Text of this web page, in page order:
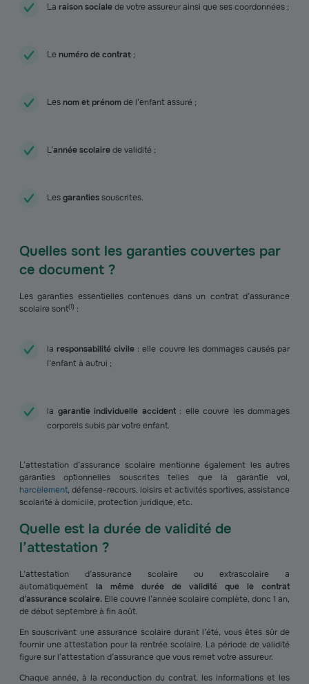
La raison socialede votre assureur ainsi que ses coordonnées ;
Lenuméro de contrat ;
Lesnom et prénomde l’enfant assuré ;
L’année scolairede validité ;
Lesgarantiessouscrites.
Quelles sont les garanties couvertes par
ce document ?
Les garanties essentielles contenues dans un contrat d’assurance
scolaire sont(1) :
laresponsabilité civile : elle couvre les dommages causés par
l’enfant à autrui ;
la garantie individuelle accident: elle couvre les dommages
corporels subis par votre enfant.
L’attestation d’assurance scolaire mentionne également les autres
garanties optionnelles souscrites telles que la garantie vol,
harcèlement, défense-recours, loisirs et activités sportives, assistance
scolarité à domicile, protection juridique, etc.
Quelle est la durée de validité de
l’attestation ?
L’attestation d’assurance scolaire ou extrascolaire a
automatiquement la même durée de validité que le contrat
d’assurance scolaire. Elle couvre l’année scolaire complète, donc 1 an,
de début septembre à fin août.
En souscrivant une assurance scolaire durant l’été, vous êtes sûr de
fournir une attestation pour la rentrée scolaire. La période de validité
figure sur l’attestation d’assurance que vous remet votre assureur.
Chaque année, à la reconduction du contrat, les informations et les